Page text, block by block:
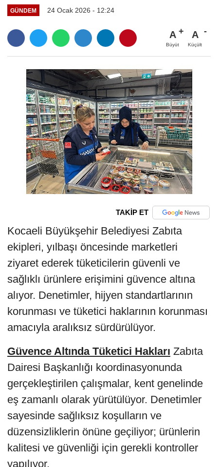
GÜNDEM 24 Ocak 2026 - 12:24
A
Büyüt
A
Küçült
TAKİP ET
Kocaeli Büyükşehir Belediyesi Zabıta
ekipleri, yılbaşı öncesinde marketleri
ziyaret ederek tüketicilerin güvenli ve
sağlıklı ürünlere erişimini güvence altına
alıyor. Denetimler, hijyen standartlarının
korunması ve tüketici haklarının korunması
amacıyla aralıksız sürdürülüyor.
Güvence Altında Tüketici Hakları Zabıta
Dairesi Başkanlığı koordinasyonunda
gerçekleştirilen çalışmalar, kent genelinde
eş zamanlı olarak yürütülüyor. Denetimler
sayesinde sağlıksız koşulların ve
düzensizliklerin önüne geçiliyor; ürünlerin
kalitesi ve güvenliği için gerekli kontroller
yapılıyor.